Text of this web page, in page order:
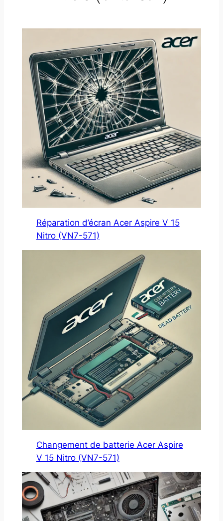
Réparation d’écran Acer Aspire V 15
Nitro (VN7-571)
Changement de batterie Acer Aspire
V 15 Nitro (VN7-571)